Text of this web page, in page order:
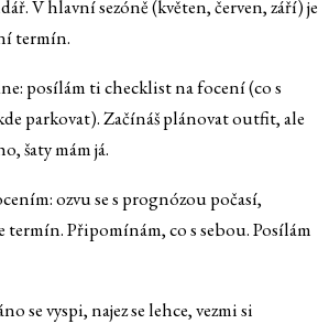
V hlavní sezóně (květen, červen, září) je
termín.
posílám ti checklist na focení (co s
parkovat). Začínáš plánovat outfit, ale
šaty mám já.
ozvu se s prognózou počasí,
termín. Připomínám, co s sebou. Posílám
se vyspi, najez se lehce, vezmi si